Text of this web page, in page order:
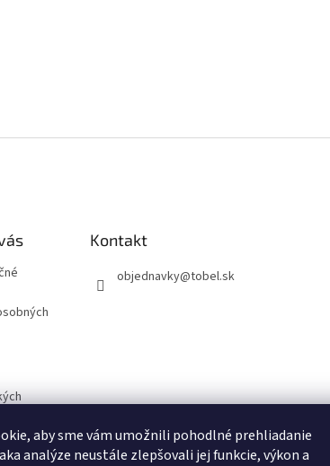
aby sme vám umožnili pohodlné prehliadanie
analýze neustále zlepšovali jej funkcie, výkon a
Kontakt
objednavky@tobel.sk